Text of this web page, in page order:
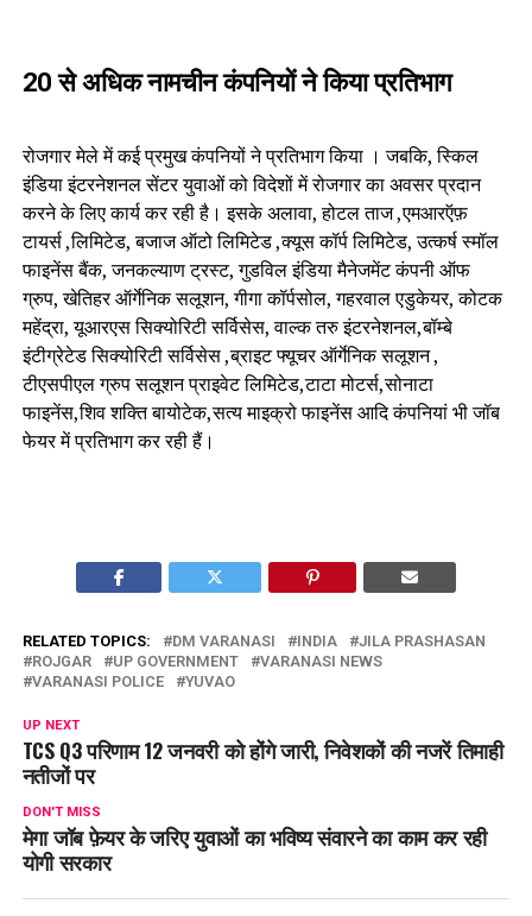
20 से अधिक नामचीन कंपनियों ने किया प्रतिभाग
रोजगार मेले में कई प्रमुख कंपनियों ने प्रतिभाग किया । जबकि, स्किल
इंडिया इंटरनेशनल सेंटर युवाओं को विदेशों में रोजगार का अवसर प्रदान
करने के लिए कार्य कर रही है। इसके अलावा, होटल ताज ,एमआरऍफ़
टायर्स ,लिमिटेड, बजाज ऑटो लिमिटेड ,क्यूस कॉर्प लिमिटेड, उत्कर्ष स्मॉल
फाइनेंस बैंक, जनकल्याण ट्रस्ट, गुडविल इंडिया मैनेजमेंट कंपनी ऑफ
ग्रुप, खेतिहर ऑर्गेनिक सलूशन, गीगा कॉर्पसोल, गहरवाल एडुकेयर, कोटक
महेंद्रा, यूआरएस सिक्योरिटी सर्विसेस, वाल्क तरु इंटरनेशनल,बॉम्बे
इंटीग्रेटेड सिक्योरिटी सर्विसेस ,ब्राइट फ्यूचर ऑर्गेनिक सलूशन ,
टीएसपीएल ग्रुप सलूशन प्राइवेट लिमिटेड,टाटा मोटर्स,सोनाटा
फाइनेंस,शिव शक्ति बायोटेक,सत्य माइक्रो फाइनेंस आदि कंपनियां भी जॉब
फेयर में प्रतिभाग कर रही हैं।
RELATED TOPICS: DM VARANASI INDIA
JILA PRASHASAN
ROJGAR
UP GOVERNMENT
VARANASI NEWS
VARANASI POLICE
YUVAO
UP NEXT
TCS Q3 परिणाम 12 जनवरी को होंगे जारी, निवेशकों की नजरें तिमाही
नतीजों पर
DON'T MISS
मेगा जॉब फ़ेयर के जरिए युवाओं का भविष्य संवारने का काम कर रही
योगी सरकार